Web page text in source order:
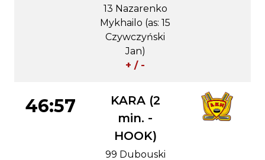
13 Nazarenko
Mykhailo (as: 15
Czywczyński
Jan)
+ / -
46:57
KARA (2
min. -
HOOK)
99 Dubouski